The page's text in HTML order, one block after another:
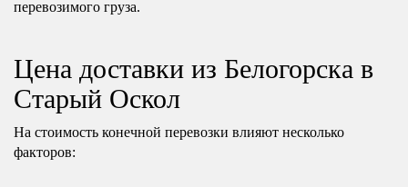
перевозимого груза.
Цена доставки из Белогорска в
Старый Оскол
На стоимость конечной перевозки влияют несколько
факторов: